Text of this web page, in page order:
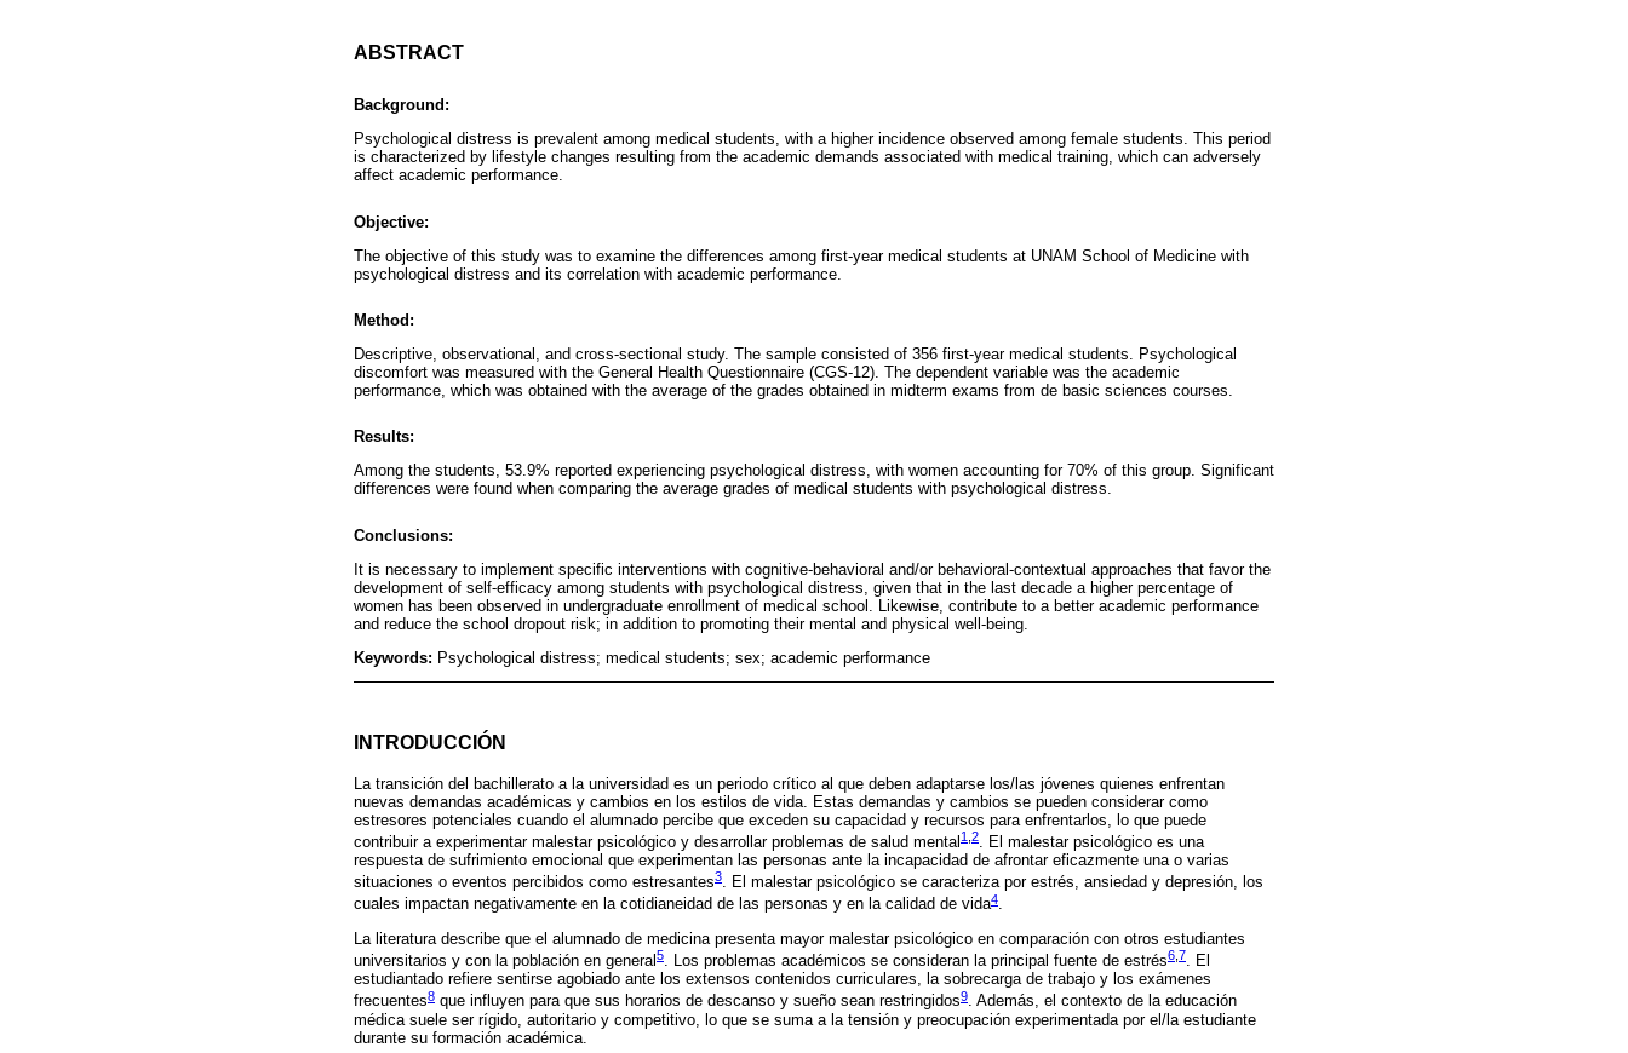
ABSTRACT
Background:
Psychological distress is prevalent among medical students, with a higher incidence observed among female students. This period
is characterized by lifestyle changes resulting from the academic demands associated with medical training, which can adversely
affect academic performance.
Objective:
The objective of this study was to examine the differences among first-year medical students at UNAM School of Medicine with
psychological distress and its correlation with academic performance.
Method:
Descriptive, observational, and cross-sectional study. The sample consisted of 356 first-year medical students. Psychological
discomfort was measured with the General Health Questionnaire (CGS-12). The dependent variable was the academic
performance, which was obtained with the average of the grades obtained in midterm exams from de basic sciences courses.
Results:
Among the students, 53.9% reported experiencing psychological distress, with women accounting for 70% of this group. Significant
differences were found when comparing the average grades of medical students with psychological distress.
Conclusions:
It is necessary to implement specific interventions with cognitive-behavioral and/or behavioral-contextual approaches that favor the
development of self-efficacy among students with psychological distress, given that in the last decade a higher percentage of
women has been observed in undergraduate enrollment of medical school. Likewise, contribute to a better academic performance
and reduce the school dropout risk; in addition to promoting their mental and physical well-being.
Keywords: Psychological distress; medical students; sex; academic performance
INTRODUCCIÓN
La transición del bachillerato a la universidad es un periodo crítico al que deben adaptarse los/las jóvenes quienes enfrentan
nuevas demandas académicas y cambios en los estilos de vida. Estas demandas y cambios se pueden considerar como
estresores potenciales cuando el alumnado percibe que exceden su capacidad y recursos para enfrentarlos, lo que puede
contribuir a experimentar malestar psicológico y desarrollar problemas de salud mental 1 2. El malestar psicológico es una
respuesta de sufrimiento emocional que experimentan las personas ante la incapacidad de afrontar eficazmente una o varias
situaciones o eventos percibidos como estresantes3. El malestar psicológico se caracteriza por estrés, ansiedad y depresión, los
cuales impactan negativamente en la cotidianeidad de las personas y en la calidad de vida4.
La literatura describe que el alumnado de medicina presenta mayor malestar psicológico en comparación con otros estudiantes
universitarios y con la población en general5. Los problemas académicos se consideran la principal fuente de estrés6 7. El
estudiantado refiere sentirse agobiado ante los extensos contenidos curriculares, la sobrecarga de trabajo y los exámenes
frecuentes8 que influyen para que sus horarios de descanso y sueño sean restringidos9. Además, el contexto de la educación
médica suele ser rígido, autoritario y competitivo, lo que se suma a la tensión y preocupación experimentada por el/la estudiante
durante su formación académica.